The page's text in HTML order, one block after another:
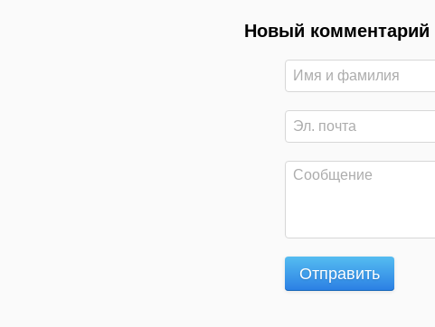
Новый комментарий
Отправить